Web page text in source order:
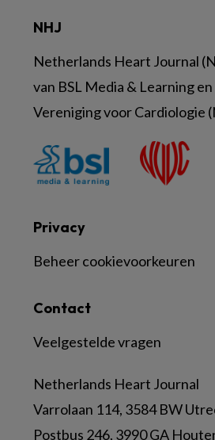
Contact
Veelgestelde vragen
Netherlands Heart Journal
Varrolaan 114, 3584 BW
Postbus 246, 3990 GA
Privacy
Beheer cookievoorkeuren
NHJ
Netherlands Heart Journal
van BSL Media & Learning
Vereniging voor Cardiologie